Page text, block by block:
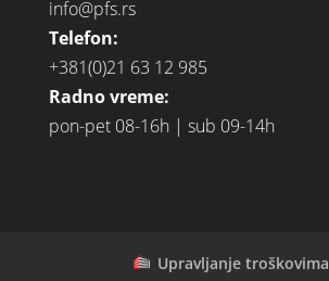
info@pfs.rs
Telefon:
+381(0)21 63 12 985
Radno vreme:
pon-pet 08-16h | sub 09-14h
Upravljanje troškovima